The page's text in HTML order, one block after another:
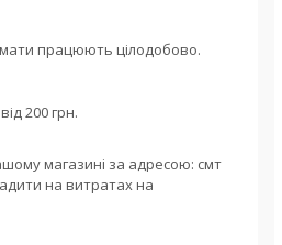
працюють цілодобово.
200 грн.
магазині за адресою: смт
на витратах на